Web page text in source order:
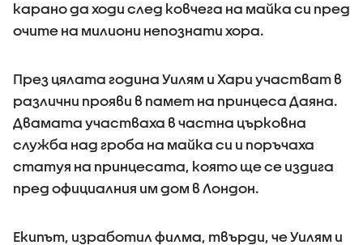
карано да ходи след ковчега на майка си пред
очите на милиони непознати хора.
През цялата година Уилям и Хари участват в
различни прояви в памет на принцеса Даяна.
Двамата участваха в частна църковна
служба над гроба на майка си и поръчаха
статуя на принцесата, която ще се издига
пред официалния им дом в Лондон.
Екипът, изработил филма, твърди, че Уилям и